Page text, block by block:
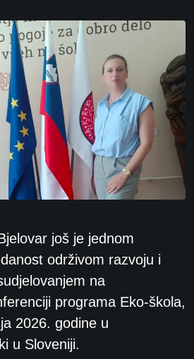
još je jednom
održivom razvoju i
na
programa Eko-škola,
2026. godine u
u Sloveniji.